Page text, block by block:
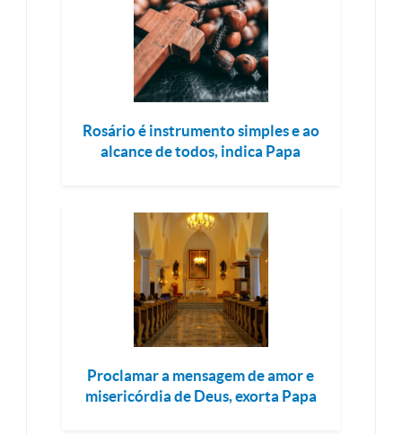
Rosário é instrumento simples e ao
alcance de todos, indica Papa
Proclamar a mensagem de amor e
misericórdia de Deus, exorta Papa